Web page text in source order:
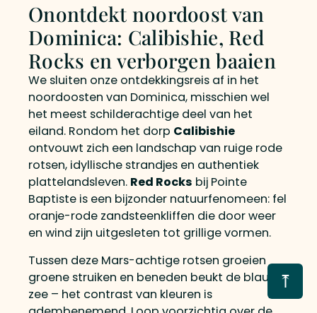
Onontdekt noordoost van
Dominica: Calibishie, Red
Rocks en verborgen baaien
We sluiten onze ontdekkingsreis af in het
noordoosten van Dominica, misschien wel
het meest schilderachtige deel van het
eiland. Rondom het dorp Calibishie
ontvouwt zich een landschap van ruige rode
rotsen, idyllische strandjes en authentiek
plattelandsleven. Red Rocks bij Pointe
Baptiste is een bijzonder natuurfenomeen: fel
oranje-rode zandsteenkliffen die door weer
en wind zijn uitgesleten tot grillige vormen.
Tussen deze Mars-achtige rotsen groeien
groene struiken en beneden beukt de blauwe
zee – het contrast van kleuren is
⤒